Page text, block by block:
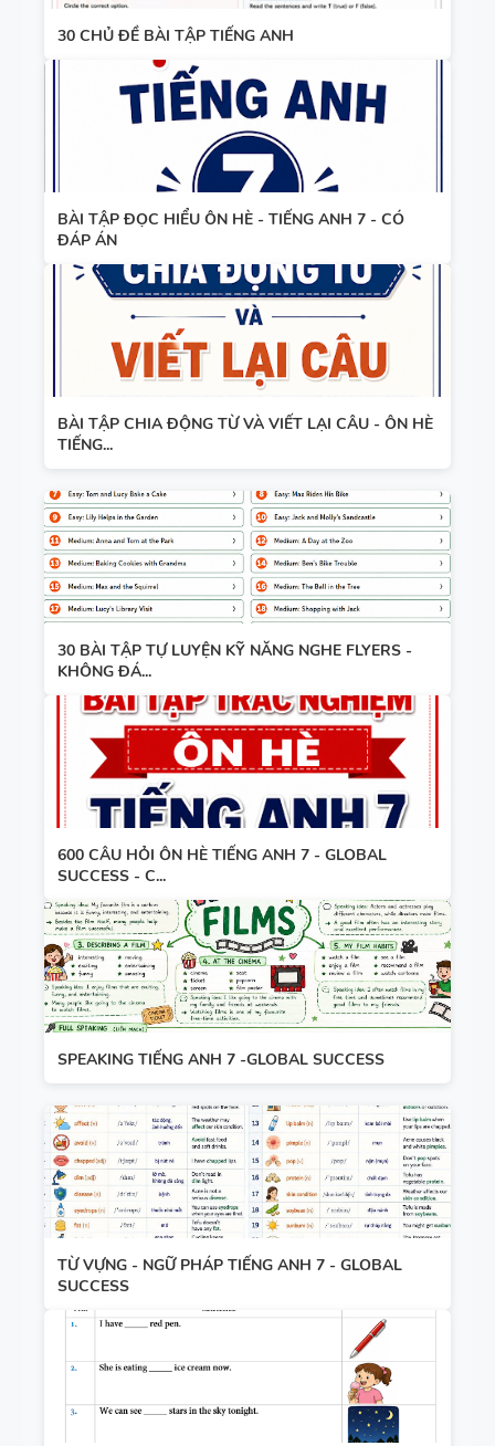
30 CHỦ ĐỀ BÀI TẬP TIẾNG ANH
BÀI TẬP ĐỌC HIỂU ÔN HÈ - TIẾNG ANH 7 - CÓ
ĐÁP ÁN
BÀI TẬP CHIA ĐỘNG TỪ VÀ VIẾT LẠI CÂU - ÔN HÈ
TIẾNG...
30 BÀI TẬP TỰ LUYỆN KỸ NĂNG NGHE FLYERS -
KHÔNG ĐÁ...
600 CÂU HỎI ÔN HÈ TIẾNG ANH 7 - GLOBAL
SUCCESS - C...
SPEAKING TIẾNG ANH 7 -GLOBAL SUCCESS
TỪ VỰNG - NGỮ PHÁP TIẾNG ANH 7 - GLOBAL
SUCCESS